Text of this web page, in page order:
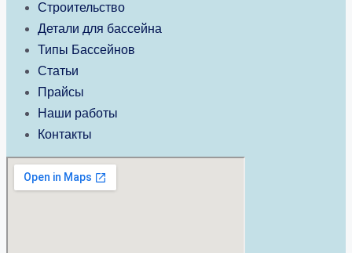
Строительство
Детали для бассейна
Типы Бассейнов
Статьи
Прайсы
Наши работы
Контакты